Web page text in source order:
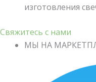
изготовления
Свяжитесь с нами
МЫ НА